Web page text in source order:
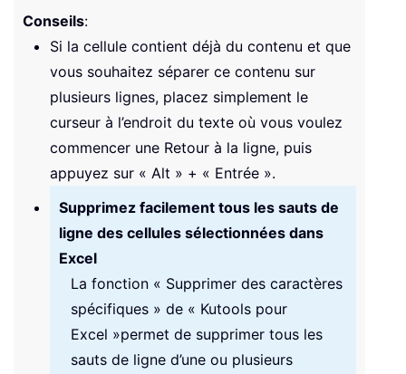
Conseils:
Si la cellule contient déjà du contenu et que
vous souhaitez séparer ce contenu sur
plusieurs lignes, placez simplement le
curseur à l’endroit du texte où vous voulez
commencer une Retour à la ligne, puis
appuyez sur « Alt » + « Entrée ».
Supprimez facilement tous les sauts de
ligne des cellules sélectionnées dans
Excel
La fonction « Supprimer des caractères
spécifiques » de « Kutools pour
Excel »permet de supprimer tous les
sauts de ligne d’une ou plusieurs